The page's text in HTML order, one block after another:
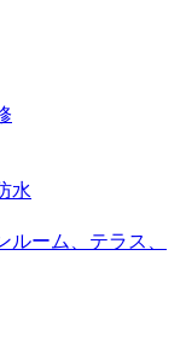
水
ーム、テラス、